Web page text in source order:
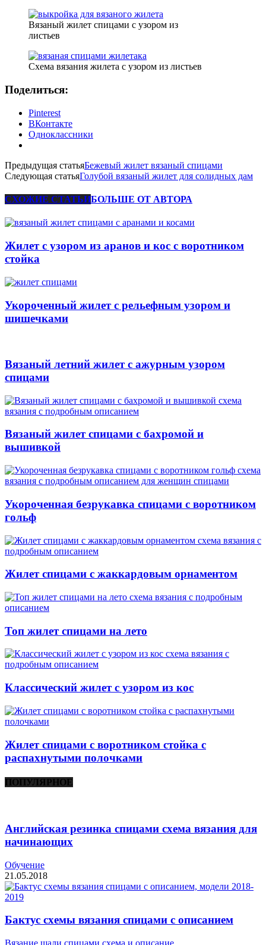
Вязаный жилет спицами с узором из
листьев
Схема вязания жилета с узором из листьев
Поделиться:
Pinterest
ВКонтакте
Одноклассники
Предыдущая статьяБежевый жилет вязаный спицами
Следующая статьяГолубой вязаный жилет для солидных дам
СХОЖИЕ СТАТЬИБОЛЬШЕ ОТ АВТОРА
Жилет с узором из аранов и кос с воротником
стойка
Укороченный жилет с рельефным узором и
шишечками
Вязаный летний жилет с ажурным узором
спицами
Вязаный жилет спицами с бахромой и
вышивкой
Укороченная безрукавка спицами с воротником
гольф
Жилет спицами с жаккардовым орнаментом
Топ жилет спицами на лето
Классический жилет с узором из кос
Жилет спицами с воротником стойка с
распахнутыми полочками
ПОПУЛЯРНОЕ
Английская резинка спицами схема вязания для
начинающих
Обучение
21.05.2018
Бактус схемы вязания спицами с описанием
Вязание шали спицами схема и описание